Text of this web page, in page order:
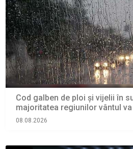
Cod galben de ploi și vijelii în
majoritatea regiunilor vântul
08.08.2026